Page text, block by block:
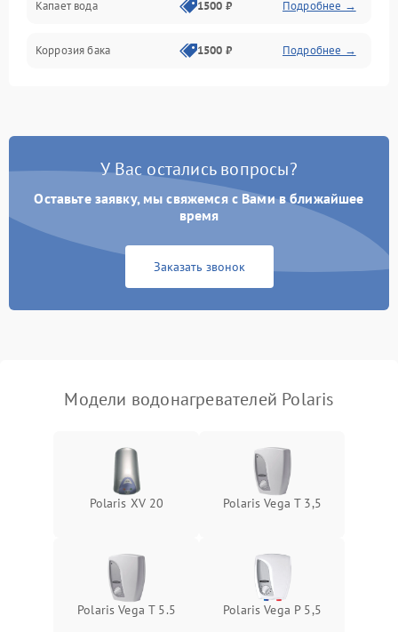
Капает вода 1500 ₽ Подробнее →
Коррозия бака 1500 ₽ Подробнее →
У Вас остались вопросы?
Оставьте заявку, мы свяжемся с Вами в ближайшее
время
Заказать звонок
Модели водонагревателей Polaris
Polaris XV 20 Polaris Vega T 3,5
Polaris Vega T 5.5 Polaris Vega P 5,5